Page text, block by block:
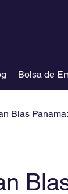
Bolsa de
Blas Panama: